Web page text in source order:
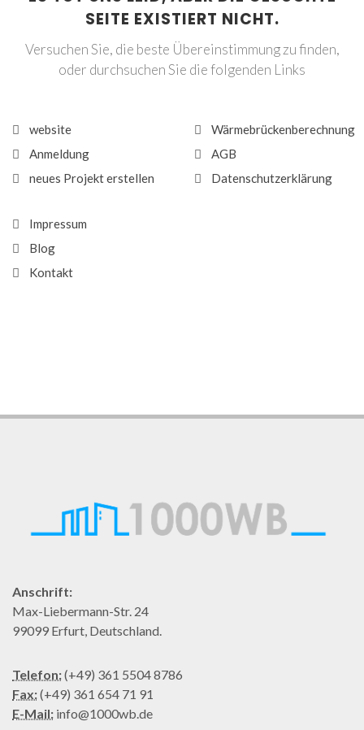
SEITE EXISTIERT NICHT.
Versuchen Sie, die beste Übereinstimmung zu finden,
oder durchsuchen Sie die folgenden Links
website
Anmeldung
neues Projekt erstellen
Wärmebrückenberechnung
AGB
Datenschutzerklärung
Impressum
Blog
Kontakt
Anschrift:
Max-Liebermann-Str. 24
99099 Erfurt, Deutschland.
Telefon:(+49) 361 5504 8786
Fax:(+49) 361 654 71 91
E-Mail: info@1000wb.de